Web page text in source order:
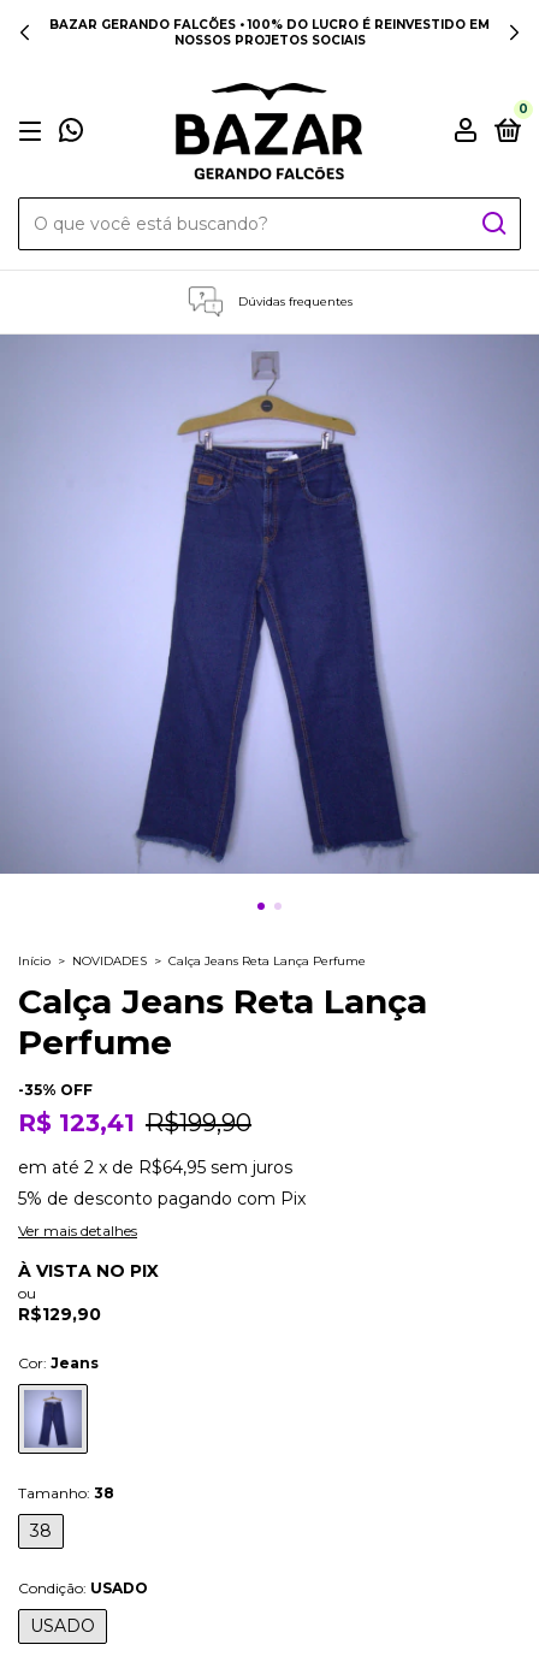
BAZAR GERANDO FALCÕES • 100% DO LUCRO É REINVESTIDO EM
NOSSOS PROJETOS SOCIAIS
0
Dúvidas frequentes
Início > NOVIDADES > Calça Jeans Reta Lança Perfume
Calça Jeans Reta Lança
Perfume
-35% OFF
R$ 123,41 R$199,90
em até 2 x de R$64,95 sem juros
5% de desconto pagando com Pix
Ver mais detalhes
À VISTA NO PIX
ou
R$129,90
Cor: Jeans
Tamanho: 38
38
Condição: USADO
USADO